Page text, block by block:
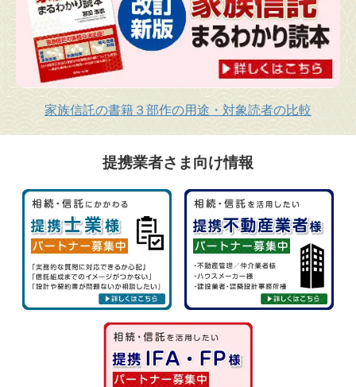
家族信託の書籍３部作の用途・対象読者の比較
提携業者さま向け情報